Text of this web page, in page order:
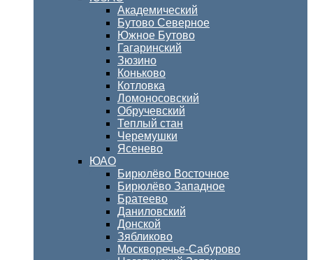
Академический
Бутово Северное
Южное Бутово
Гагаринский
Зюзино
Коньково
Котловка
Ломоносовский
Обручевский
Теплый стан
Черемушки
Ясенево
ЮАО
Бирюлёво Восточное
Бирюлёво Западное
Братеево
Даниловский
Донской
Зябликово
Москворечье-Сабурово